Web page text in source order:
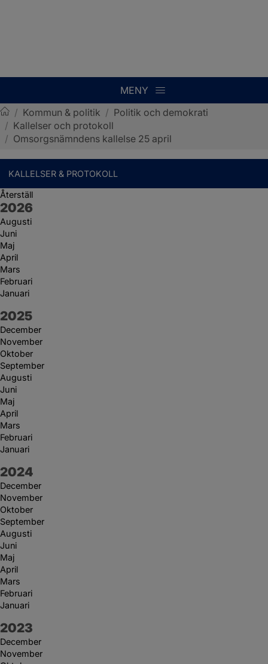
MENY
Sotenäs kommun
/ Kommun & politik / Politik och demokrati
/ Kallelser och protokoll
/ Omsorgsnämndens kallelse 25 april
KALLELSER & PROTOKOLL
Återställ
År:
2026
Augusti
Juni
Maj
April
Mars
Februari
Januari
År:
2025
December
November
Oktober
September
Augusti
Juni
Maj
April
Mars
Februari
Januari
År:
2024
December
November
Oktober
September
Augusti
Juni
Maj
April
Mars
Februari
Januari
År:
2023
December
November